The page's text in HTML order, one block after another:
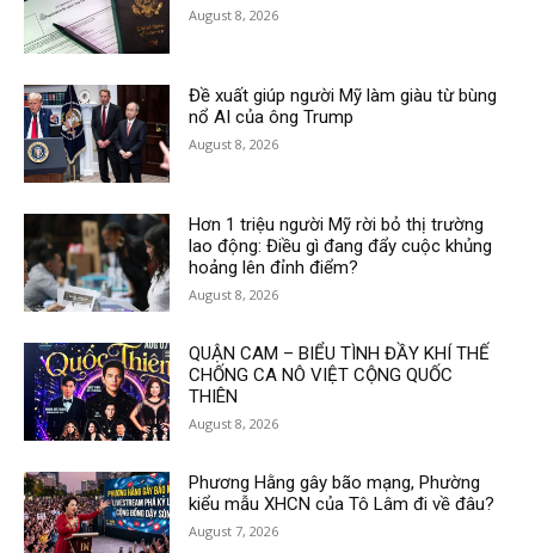
August 8, 2026
Đề xuất giúp người Mỹ làm giàu từ bùng
nổ AI của ông Trump
August 8, 2026
Hơn 1 triệu người Mỹ rời bỏ thị trường
lao động: Điều gì đang đẩy cuộc khủng
hoảng lên đỉnh điểm?
August 8, 2026
QUẬN CAM – BIỂU TÌNH ĐẦY KHÍ THẾ
CHỐNG CA NÔ VIỆT CỘNG QUỐC
THIÊN
August 8, 2026
Phương Hằng gây bão mạng, Phường
kiểu mẫu XHCN của Tô Lâm đi về đâu?
August 7, 2026